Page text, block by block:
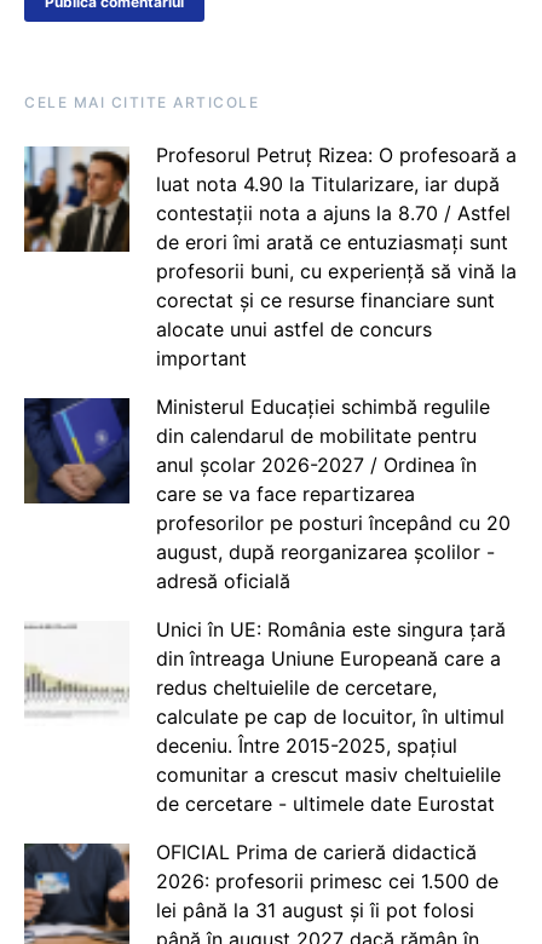
CELE MAI CITITE ARTICOLE
Profesorul Petruț Rizea: O profesoară a
luat nota 4.90 la Titularizare, iar după
contestații nota a ajuns la 8.70 / Astfel
de erori îmi arată ce entuziasmați sunt
profesorii buni, cu experiență să vină la
corectat și ce resurse financiare sunt
alocate unui astfel de concurs
important
Ministerul Educației schimbă regulile
din calendarul de mobilitate pentru
anul școlar 2026-2027 / Ordinea în
care se va face repartizarea
profesorilor pe posturi începând cu 20
august, după reorganizarea școlilor -
adresă oficială
Unici în UE: România este singura țară
din întreaga Uniune Europeană care a
redus cheltuielile de cercetare,
calculate pe cap de locuitor, în ultimul
deceniu. Între 2015-2025, spațiul
comunitar a crescut masiv cheltuielile
de cercetare - ultimele date Eurostat
OFICIAL Prima de carieră didactică
2026: profesorii primesc cei 1.500 de
lei până la 31 august și îi pot folosi